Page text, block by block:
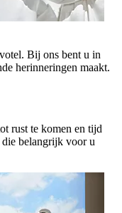
Bij ons bent u in
herinneringen maakt.
rust te komen en tijd
die belangrijk voor u